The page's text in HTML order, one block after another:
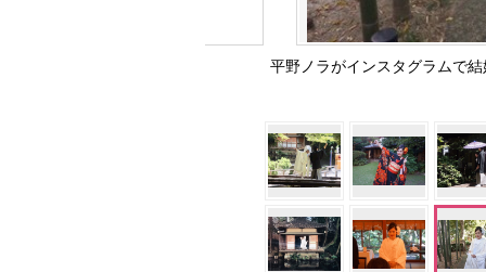
平野ノラがインスタグラムで